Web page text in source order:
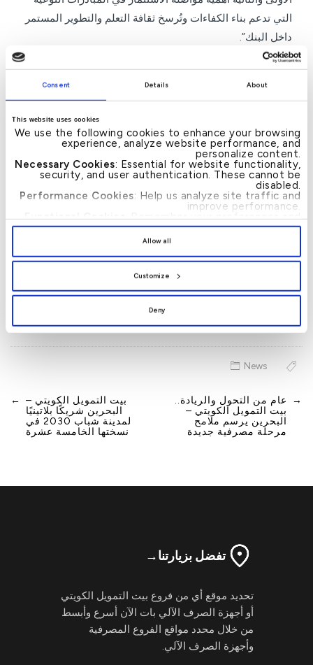
Consent Details About
This website uses cookies
We use the following cookies to enhance your browsing
experience, analyze website performance, and
personalize content.
Necessary Cookies: Essential for website functionality,
security, and user authentication. These cannot be
disabled.
Performance Cookies: Help us analyze site traffic and
improve performance.
Functional Cookies: Remember your preferences and
enhance user experience.
, you provide explicit consent to
preferences by clicking[Customize].
Allow all
Customize
Deny
التي تدعم بناء الكفاءات وتُرسخ ثقافة التعلم والتطوير المستمر
داخل البنك”.
واختتمت قائلة: “سنواصل العمل على إطلاق برامج ومبادرات
تطويرية متخصصة تواكب احتياجات المرحلة المقبلة، وتسهم في
إعداد قيادات مؤهلة تمتلك الرؤية والمهارات اللازمة لدعم
مسيرة البنك وتعزيز تنافسيته، انطلاقاً من إيماننا بأن الاستثمار
في الإنسان هو أساس النجاح والاستدامة”.
ويواصل بيت التمويل الكويتي – البحرين من خلال هذه البرامج
والمبادرات تنفيذ استراتيجيته الرامية إلى تطوير بيئة عمل
محفزة على التعلم والنمو المهني، عبر توفير برامج تدريبية
متقدمة ومسارات تطوير وظيفي تسهم في إعداد كوادر مؤهلة
قادرة على قيادة مسيرة البنك وتحقيق تطلعاته المستقبلية.
– انتهى –
News
Post
navigation
← بيت التمويل الكويتي –
البحرين شريكًا بلاتينيًا
لمدينة شباب 2030 في
نسختها الخامسة عشرة
عام من التحول والريادة..
بيت التمويل الكويتي –
البحرين يرسم ملامح
مرحلة مصرفية جديدة
→
تفضل بزيارتنا→
تحديد موقع أي من فروع بيت التمويل الكويتي
أو أجهزة الصرف الآلي بات الآن أسرع وأبسط
من خلال محدد مواقع الفروع المصرفية
وأجهزة الصرف الآلي.